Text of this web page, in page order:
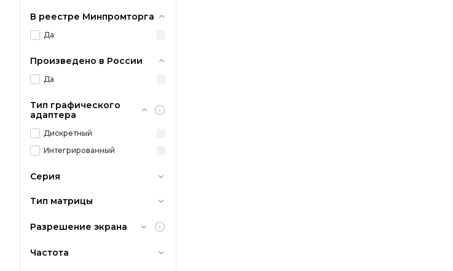
В реестре Минпромторга
Да
Произведено в России
Да
Тип графического
адаптера
Дискретный
Интегрированный
Серия
Тип матрицы
Разрешение экрана
Частота